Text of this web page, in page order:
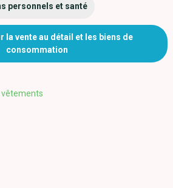
personnels et santé
la vente au détail et les biens de
consommation